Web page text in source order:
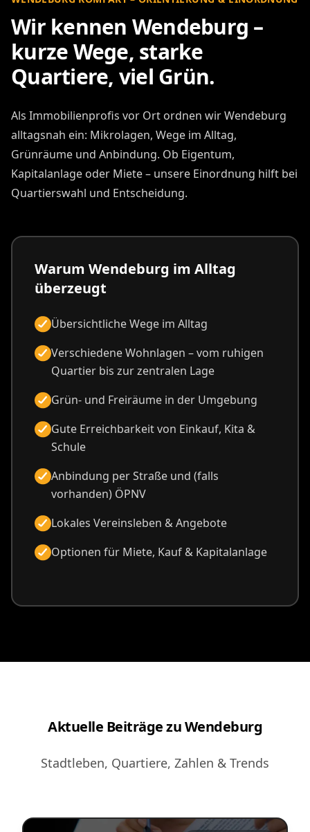
Wir kennen Wendeburg –
kurze Wege, starke
Quartiere, viel Grün.
Als Immobilienprofis vor Ort ordnen wir Wendeburg
alltagsnah ein: Mikrolagen, Wege im Alltag,
Grünräume und Anbindung. Ob Eigentum,
Kapitalanlage oder Miete – unsere Einordnung hilft bei
Quartierswahl und Entscheidung.
Warum Wendeburg im Alltag
überzeugt
Übersichtliche Wege im Alltag
Verschiedene Wohnlagen – vom ruhigen
Quartier bis zur zentralen Lage
Grün- und Freiräume in der Umgebung
Gute Erreichbarkeit von Einkauf, Kita &
Schule
Anbindung per Straße und (falls
vorhanden) ÖPNV
Lokales Vereinsleben & Angebote
Optionen für Miete, Kauf & Kapitalanlage
Aktuelle Beiträge zu Wendeburg
Stadtleben, Quartiere, Zahlen & Trends